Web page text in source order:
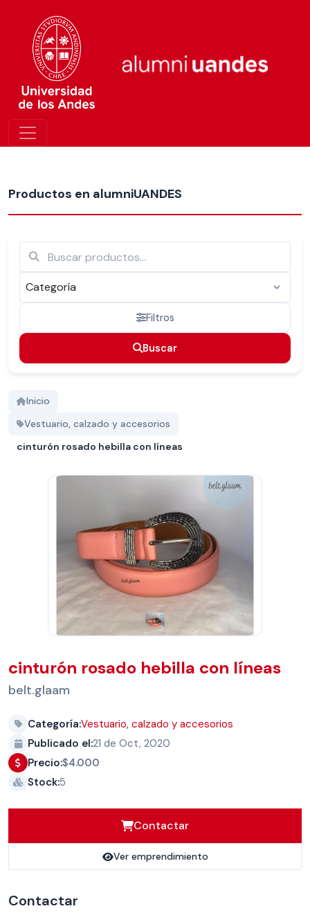
Productos en alumniUANDES
Filtros
Buscar
Inicio
Vestuario, calzado y accesorios
cinturón rosado hebilla con líneas
cinturón rosado hebilla con líneas
belt.glaam
Categoría:Vestuario, calzado y accesorios
Publicado el:21 de Oct, 2020
Precio:$4.000
Stock:5
Contactar
Ver emprendimiento
Contactar